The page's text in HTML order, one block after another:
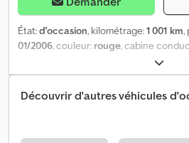
État:d'occasion, kilométrage:1 001 km,
01/2006, couleur: rouge, cabine
, Année de
du véhicule : Bovenden. Cjdpfxji Rnpwe
superstructure : bras de levage de 50
Découvrir d'autres véhicules